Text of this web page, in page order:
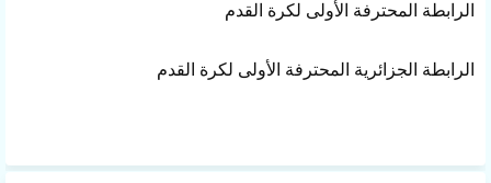
الرابطة المحترفة الأولى لكرة القدم
الرابطة الجزائرية المحترفة الأولى لكرة القدم